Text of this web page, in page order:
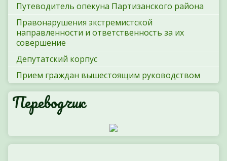
Путеводитель опекуна Партизанского района
Правонарушения экстремистской
направленности и ответственность за их
совершение
Депутатский корпус
Прием граждан вышестоящим руководством
Переводчик